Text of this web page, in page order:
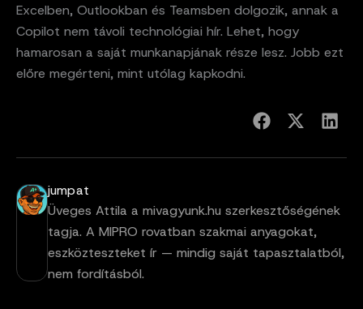
Excelben, Outlookban és Teamsben dolgozik, annak a
Copilot nem távoli technológiai hír. Lehet, hogy
hamarosan a saját munkanapjának része lesz. Jobb ezt
előre megérteni, mint utólag kapkodni.
jumpat
Üveges Attila a mivagyunk.hu szerkesztőségének
tagja. A MIPRO rovatban szakmai anyagokat,
eszközteszteket ír — mindig saját tapasztalatból,
nem fordításból.